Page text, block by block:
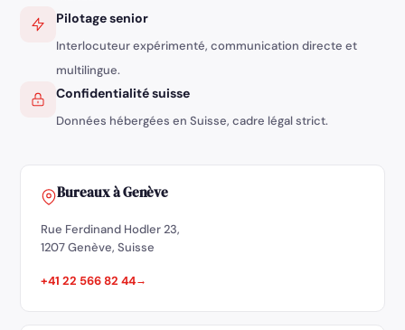
Pilotage senior
Interlocuteur expérimenté, communication directe et
multilingue.
Confidentialité suisse
Données hébergées en Suisse, cadre légal strict.
Bureaux à Genève
Rue Ferdinand Hodler 23,
1207 Genève, Suisse
+41 22 566 82 44